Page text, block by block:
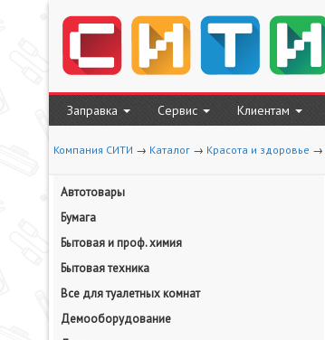
Заправка Сервис Клиентам
Компания СИТИ → Каталог → Красота и здоровье →
Автотовары
Бумага
Бытовая и проф. химия
Бытовая техника
Все для туалетных комнат
Демооборудование